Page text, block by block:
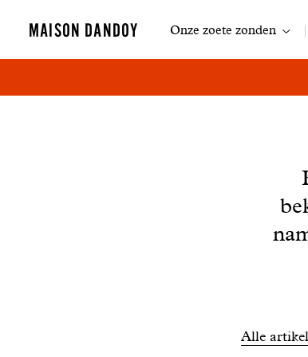
MAISON DANDOY Navigatie
Onze zoete zonden
Alle